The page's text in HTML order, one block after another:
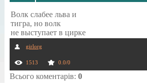
Волк слабее льва и
тигра, но волк
не выступает в цирке
girlorg
1513 0.0/0
Всього коментарів: 0